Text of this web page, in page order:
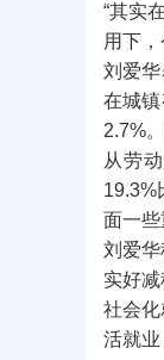
“其实
用下
刘爱
在城
2.7%
从劳
19.3%
面一些
刘爱
实好
社会
活就业